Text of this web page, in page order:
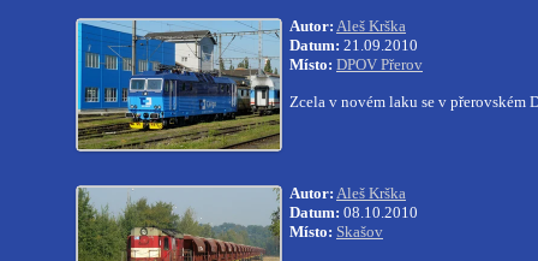
Autor: Aleš Krška
Datum: 21.09.2010
Místo: DPOV Přerov
Zcela v novém laku se v přerovském
Autor: Aleš Krška
Datum: 08.10.2010
Místo: Skašov